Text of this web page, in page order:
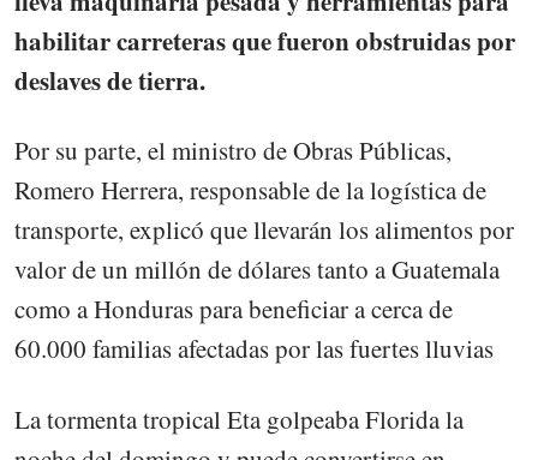
habilitar carreteras que fueron obstruidas por
deslaves de tierra.
Por su parte, el ministro de Obras Públicas,
Romero Herrera, responsable de la logística de
transporte, explicó que llevarán los alimentos por
valor de un millón de dólares tanto a Guatemala
como a Honduras para beneficiar a cerca de
60.000 familias afectadas por las fuertes lluvias
La tormenta tropical Eta golpeaba Florida la